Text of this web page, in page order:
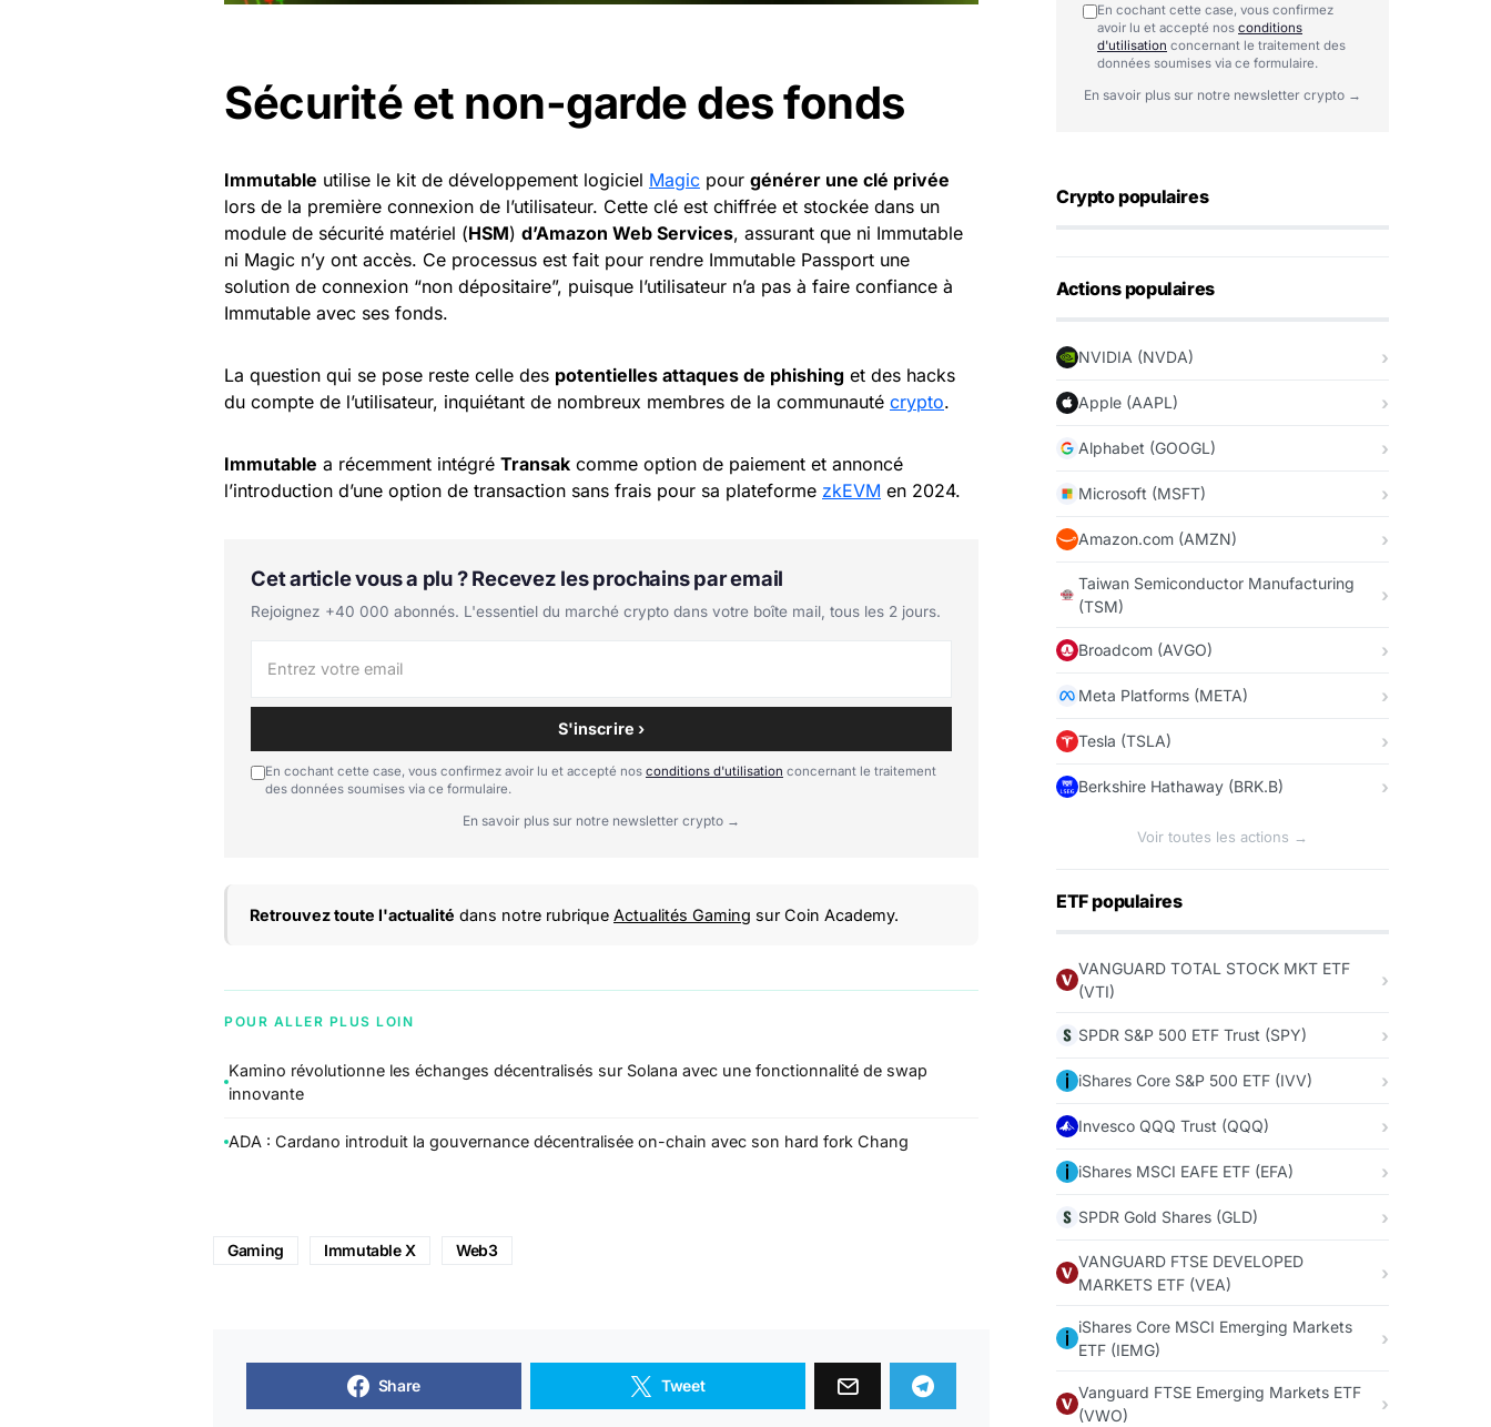
Sécurité et non-garde des fonds
Immutable utilise le kit de développement logiciel Magic pour générer une clé privée
lors de la première connexion de l’utilisateur. Cette clé est chiffrée et stockée dans un
module de sécurité matériel (HSM) d’Amazon Web Services, assurant que ni Immutable
ni Magic n’y ont accès. Ce processus est fait pour rendre Immutable Passport une
solution de connexion “non dépositaire”, puisque l’utilisateur n’a pas à faire confiance à
Immutable avec ses fonds.
La question qui se pose reste celle des potentielles attaques de phishing et des hacks
du compte de l’utilisateur, inquiétant de nombreux membres de la communauté crypto.
Immutable a récemment intégré Transak comme option de paiement et annoncé
l’introduction d’une option de transaction sans frais pour sa plateforme zkEVM en 2024.
Cet article vous a plu ? Recevez les prochains par email
Rejoignez +40 000 abonnés. L'essentiel du marché crypto dans votre boîte mail, tous les 2 jours.
S'inscrire ›
En cochant cette case, vous confirmez avoir lu et accepté nos conditions d'utilisation concernant le traitement
des données soumises via ce formulaire.
En savoir plus sur notre newsletter crypto →
Retrouvez toute l'actualité dans notre rubrique Actualités Gaming sur Coin Academy.
POUR ALLER PLUS LOIN
Kamino révolutionne les échanges décentralisés sur Solana avec une fonctionnalité de swap
innovante
ADA : Cardano introduit la gouvernance décentralisée on-chain avec son hard fork Chang
Gaming Immutable X Web3
Share Tweet
En cochant cette case, vous confirmez
avoir lu et accepté nos conditions
d'utilisation concernant le traitement des
données soumises via ce formulaire.
En savoir plus sur notre newsletter crypto →
Crypto populaires
Actions populaires
NVIDIA (NVDA)
Apple (AAPL)
Alphabet (GOOGL)
Microsoft (MSFT)
Amazon.com (AMZN)
Taiwan Semiconductor Manufacturing
(TSM)
Broadcom (AVGO)
Meta Platforms (META)
Tesla (TSLA)
Berkshire Hathaway (BRK.B)
Voir toutes les actions →
ETF populaires
VANGUARD TOTAL STOCK MKT ETF
(VTI)
SPDR S&P 500 ETF Trust (SPY)
iShares Core S&P 500 ETF (IVV)
Invesco QQQ Trust (QQQ)
iShares MSCI EAFE ETF (EFA)
SPDR Gold Shares (GLD)
VANGUARD FTSE DEVELOPED
MARKETS ETF (VEA)
iShares Core MSCI Emerging Markets
ETF (IEMG)
Vanguard FTSE Emerging Markets ETF
(VWO)